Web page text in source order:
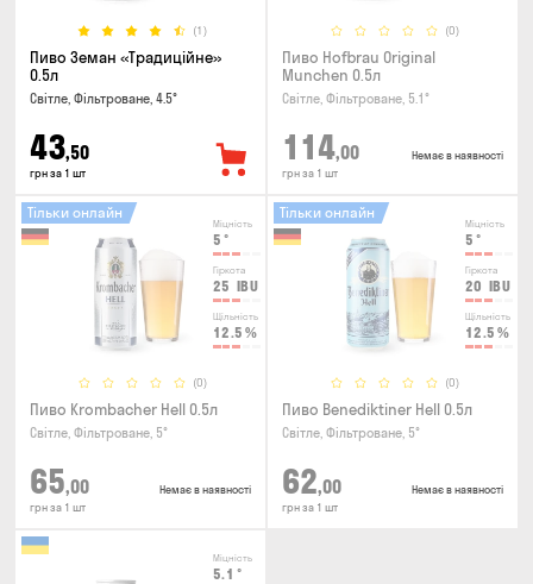
(1)
Пиво Земан «Традиційне»
0.5л
Світле, Фільтроване, 4.5°
43,50
грн за 1 шт
(0)
Пиво Hofbrau Original
Munchen 0.5л
Світле, Фільтроване, 5.1°
114,00
грн за 1 шт
Немає в наявності
Міцність
5 °
Гіркота
25 IBU
Щільність
12.5 %
(0)
Тільки онлайн
Пиво Krombacher Hell 0.5л
Світле, Фільтроване, 5°
65,00
грн за 1 шт
Немає в наявності
Міцність
5 °
Гіркота
20 IBU
Щільність
12.5 %
(0)
Тільки онлайн
Пиво Benediktiner Hell 0.5л
Світле, Фільтроване, 5°
62,00
грн за 1 шт
Немає в наявності
Міцність
5.1 °